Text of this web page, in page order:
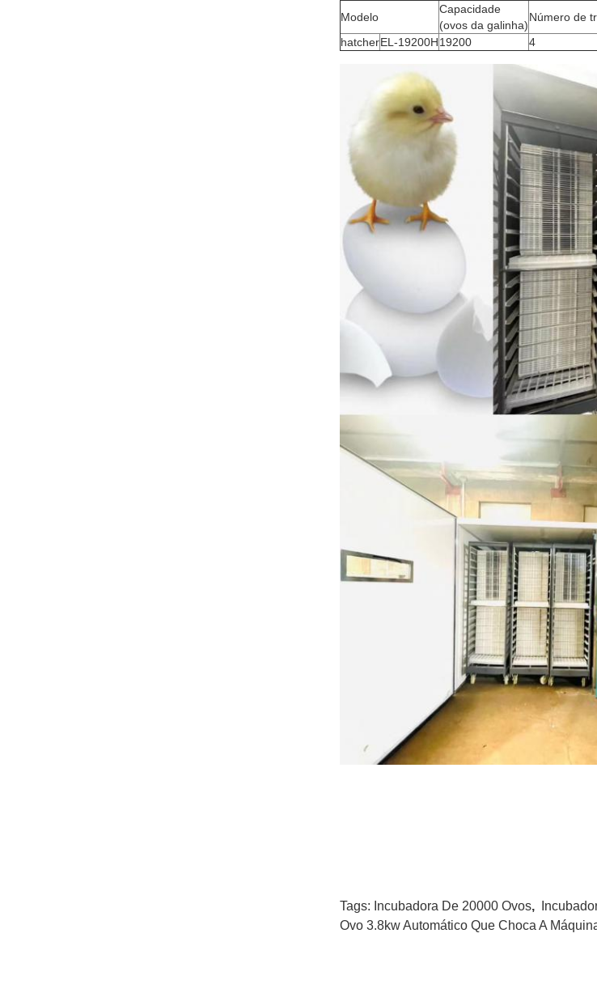
Modelo
Capacidade
(ovos da galinha)
Número de
hatcherEL-19200H19200 4
Tags: Incubadora De 20000 Ovos,
Ovo 3.8kw Automático Que Choca A